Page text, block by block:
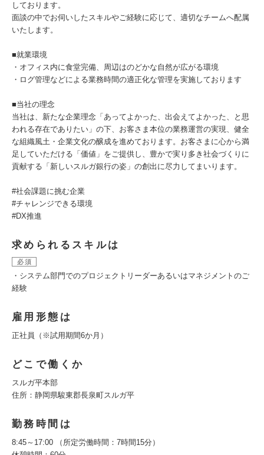
しております。
面談の中でお伺いしたスキルやご経験に応じて、適切なチームへ配属
いたします。
■就業環境
・オフィス内に食堂完備、周辺はのどかな自然が広がる環境
・ログ管理などによる業務時間の適正化な管理を実施しております
■当社の理念
当社は、新たな企業理念「あってよかった、出会えてよかった、と思
われる存在でありたい」の下、お客さま本位の業務運営の実現、健全
な組織風土・企業文化の醸成を進めております。お客さまに心から満
足していただける「価値」をご提供し、豊かで実り多き社会づくりに
貢献する「新しいスルガ銀行の姿」の創出に尽力してまいります。
#社会課題に挑む企業
#チャレンジできる環境
#DX推進
求められるスキルは
必須
・システム部門でのプロジェクトリーダーあるいはマネジメントのご
経験
雇用形態は
正社員（※試用期間6か月）
どこで働くか
スルガ平本部
住所：静岡県駿東郡長泉町スルガ平
勤務時間は
8:45～17:00 （所定労働時間：7時間15分）